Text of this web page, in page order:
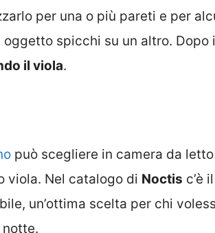
per una o più pareti e per
spicchi su un altro. Dopo
il viola.
può scegliere in camera da
viola. Nel catalogo di Noctis c’è
un’ottima scelta per chi